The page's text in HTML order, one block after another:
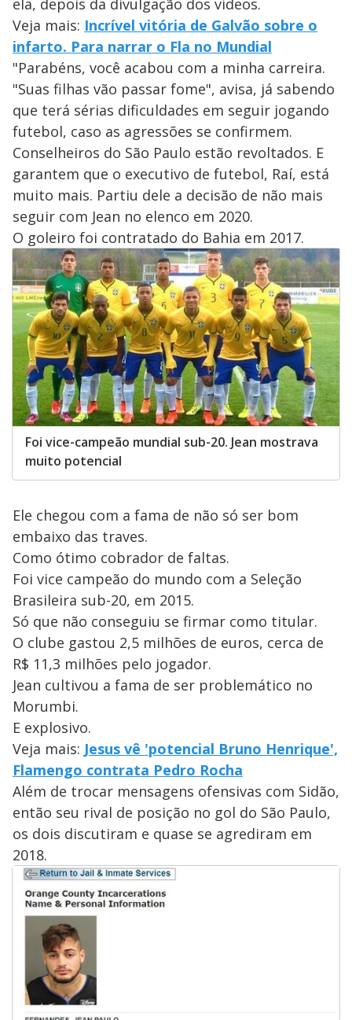
Veja mais: Incrível vitória de Galvão sobre o
infarto. Para narrar o Fla no Mundial
"Parabéns, você acabou com a minha carreira.
"Suas filhas vão passar fome", avisa, já sabendo
que terá sérias dificuldades em seguir jogando
futebol, caso as agressões se confirmem.
Conselheiros do São Paulo estão revoltados. E
garantem que o executivo de futebol, Raí, está
muito mais. Partiu dele a decisão de não mais
seguir com Jean no elenco em 2020.
O goleiro foi contratado do Bahia em 2017.
Foi vice-campeão mundial sub-20. Jean mostrava
muito potencial
Ele chegou com a fama de não só ser bom
embaixo das traves.
Como ótimo cobrador de faltas.
Foi vice campeão do mundo com a Seleção
Brasileira sub-20, em 2015.
Só que não conseguiu se firmar como titular.
O clube gastou 2,5 milhões de euros, cerca de
R$ 11,3 milhões pelo jogador.
Jean cultivou a fama de ser problemático no
Morumbi.
E explosivo.
Veja mais: Jesus vê 'potencial Bruno Henrique',
Flamengo contrata Pedro Rocha
Além de trocar mensagens ofensivas com Sidão,
então seu rival de posição no gol do São Paulo,
os dois discutiram e quase se agrediram em
2018.